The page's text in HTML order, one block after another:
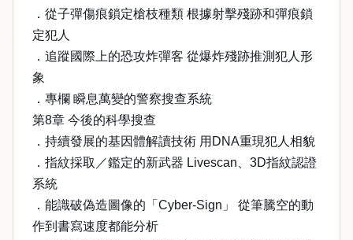
．從子彈傷痕鎖定槍枝種類 根據射擊殘跡和彈痕鎖
定犯人
．追蹤國際上的恐攻炸彈客 從爆炸殘跡推測犯人形
象
．專欄 瞬息萬變的警察搜查系統
第8章 今後的科學搜查
．持續發展的基因體解讀技術 用DNA重現犯人相貌
．指紋採取／鑑定的新武器 Livescan、3D指紋認證
系統
．能識破偽造圖像的「Cyber-Sign」 從筆騰空的動
作到書寫速度都能分析